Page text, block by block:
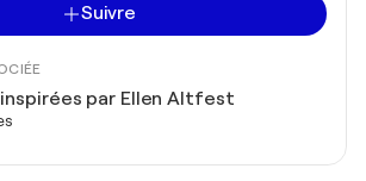
Suivre
par Ellen Altfest